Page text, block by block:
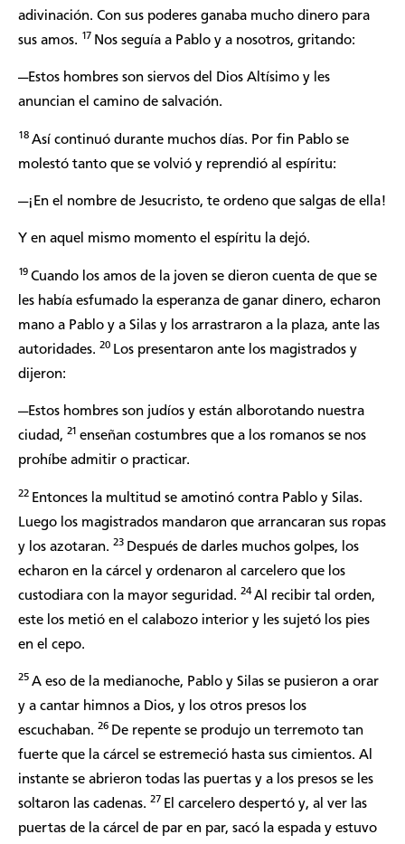
adivinación. Con sus poderes ganaba mucho dinero para
sus amos. 17 Nos seguía a Pablo y a nosotros, gritando:
—Estos hombres son siervos del Dios Altísimo y les
anuncian el camino de salvación.
18 Así continuó durante muchos días. Por fin Pablo se
molestó tanto que se volvió y reprendió al espíritu:
—¡En el nombre de Jesucristo, te ordeno que salgas de ella!
Y en aquel mismo momento el espíritu la dejó.
19 Cuando los amos de la joven se dieron cuenta de que se
les había esfumado la esperanza de ganar dinero, echaron
mano a Pablo y a Silas y los arrastraron a la plaza, ante las
autoridades. 20 Los presentaron ante los magistrados y
dijeron:
—Estos hombres son judíos y están alborotando nuestra
ciudad, 21 enseñan costumbres que a los romanos se nos
prohíbe admitir o practicar.
22 Entonces la multitud se amotinó contra Pablo y Silas.
Luego los magistrados mandaron que arrancaran sus ropas
y los azotaran. 23 Después de darles muchos golpes, los
echaron en la cárcel y ordenaron al carcelero que los
custodiara con la mayor seguridad. 24Al recibir tal orden,
este los metió en el calabozo interior y les sujetó los pies
en el cepo.
25 A eso de la medianoche, Pablo y Silas se pusieron a orar
y a cantar himnos a Dios, y los otros presos los
escuchaban. 26 De repente se produjo un terremoto tan
fuerte que la cárcel se estremeció hasta sus cimientos. Al
instante se abrieron todas las puertas y a los presos se les
soltaron las cadenas. 27 El carcelero despertó y, al ver las
puertas de la cárcel de par en par, sacó la espada y estuvo